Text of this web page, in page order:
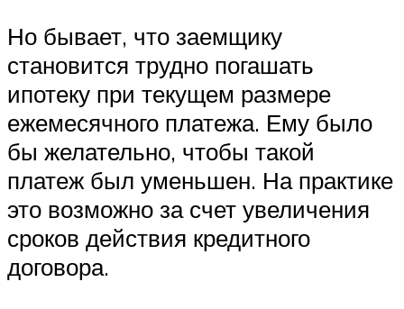
Но бывает, что заемщику
становится трудно погашать
ипотеку при текущем размере
ежемесячного платежа. Ему было
бы желательно, чтобы такой
платеж был уменьшен. На практике
это возможно за счет увеличения
сроков действия кредитного
договора.